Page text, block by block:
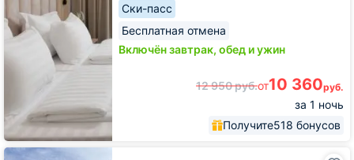
Ски-пасс
Бесплатная отмена
Включён завтрак, обед и ужин
12 950руб.от10 360руб.
за 1 ночь
Получите518 бонусов
Отель